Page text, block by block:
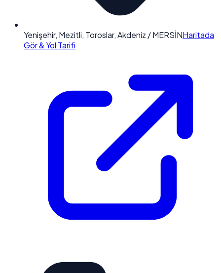
Yenişehir, Mezitli, Toroslar, Akdeniz / MERSİNHaritada
Gör & Yol Tarifi